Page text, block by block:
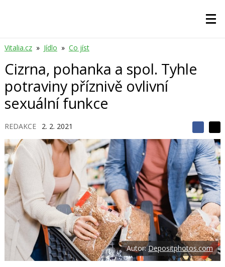
Vitalia.cz » Jídlo » Co jíst
Cizrna, pohanka a spol. Tyhle
potraviny příznivě ovlivní
sexuální funkce
REDAKCE 2. 2. 2021
S
d
í
l
e
t
S
d
í
l
e
j
t
e
n
a
F
a
c
e
b
o
o
k
d
í
l
e
t
e
n
a
s
í
t
i
X
Autor:Depositphotos.com